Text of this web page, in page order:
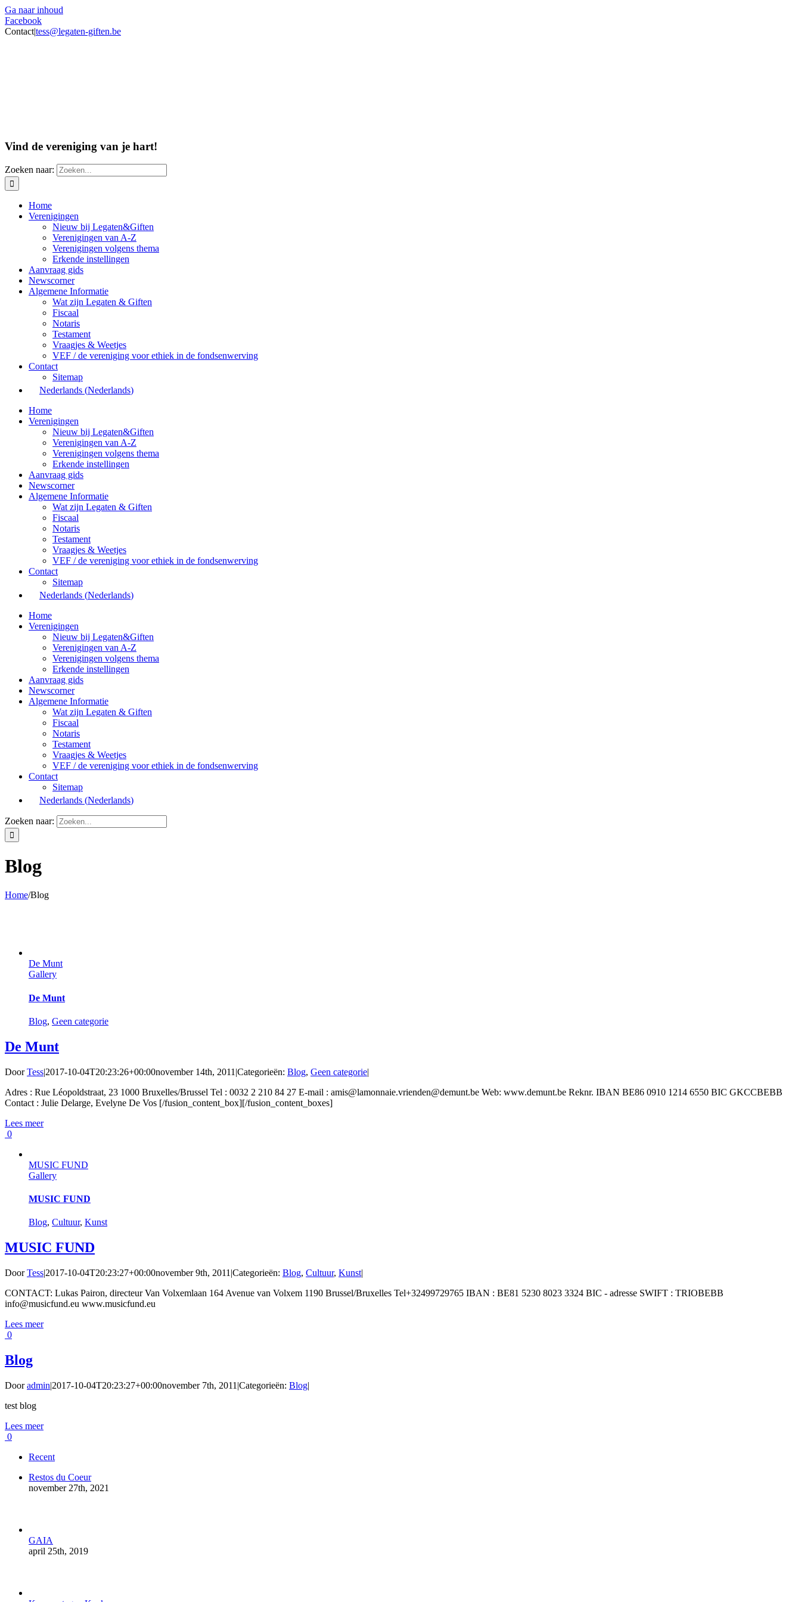
Ga naar inhoud
Facebook
Contact|tess@legaten-giften.be
Vind de vereniging van je hart!
Zoeken naar:
Home
Verenigingen
Nieuw bij Legaten&Giften
Verenigingen van A-Z
Verenigingen volgens thema
Erkende instellingen
Aanvraag gids
Newscorner
Algemene Informatie
Wat zijn Legaten & Giften
Fiscaal
Notaris
Testament
Vraagjes & Weetjes
VEF / de vereniging voor ethiek in de fondsenwerving
Contact
Sitemap
Nederlands (Nederlands)
Home
Verenigingen
Nieuw bij Legaten&Giften
Verenigingen van A-Z
Verenigingen volgens thema
Erkende instellingen
Aanvraag gids
Newscorner
Algemene Informatie
Wat zijn Legaten & Giften
Fiscaal
Notaris
Testament
Vraagjes & Weetjes
VEF / de vereniging voor ethiek in de fondsenwerving
Contact
Sitemap
Nederlands (Nederlands)
Home
Verenigingen
Nieuw bij Legaten&Giften
Verenigingen van A-Z
Verenigingen volgens thema
Erkende instellingen
Aanvraag gids
Newscorner
Algemene Informatie
Wat zijn Legaten & Giften
Fiscaal
Notaris
Testament
Vraagjes & Weetjes
VEF / de vereniging voor ethiek in de fondsenwerving
Contact
Sitemap
Nederlands (Nederlands)
Zoeken naar:
Blog
Home/Blog
De Munt
Gallery
De Munt
Blog, Geen categorie
De Munt
DoorTess|2017-10-04T20:23:26+00:00november 14th, 2011 |Categorieën: Blog, Geen categorie|
Adres : Rue Léopoldstraat, 23 1000 Bruxelles/Brussel Tel : 0032 2 210 84 27 E-mail : amis@lamonnaie.vrienden@demunt.be Web: www.demunt.be Reknr. IBAN BE86 0910 1214 6550 BIC GKCCBEBB
Contact : Julie Delarge, Evelyne De Vos [/fusion_content_box][/fusion_content_boxes]
Lees meer
0
MUSIC FUND
Gallery
MUSIC FUND
Blog, Cultuur, Kunst
MUSIC FUND
DoorTess|2017-10-04T20:23:27+00:00november 9th, 2011 |Categorieën: Blog, Cultuur, Kunst|
CONTACT: Lukas Pairon, directeur Van Volxemlaan 164 Avenue van Volxem 1190 Brussel/Bruxelles Tel+32499729765 IBAN : BE81 5230 8023 3324 BIC - adresse SWIFT : TRIOBEBB
info@musicfund.eu www.musicfund.eu
Lees meer
0
Blog
Dooradmin|2017-10-04T20:23:27+00:00november 7th, 2011 |Categorieën: Blog|
test blog
Lees meer
0
Recent
Restos du Coeur
november 27th, 2021
GAIA
april 25th, 2019